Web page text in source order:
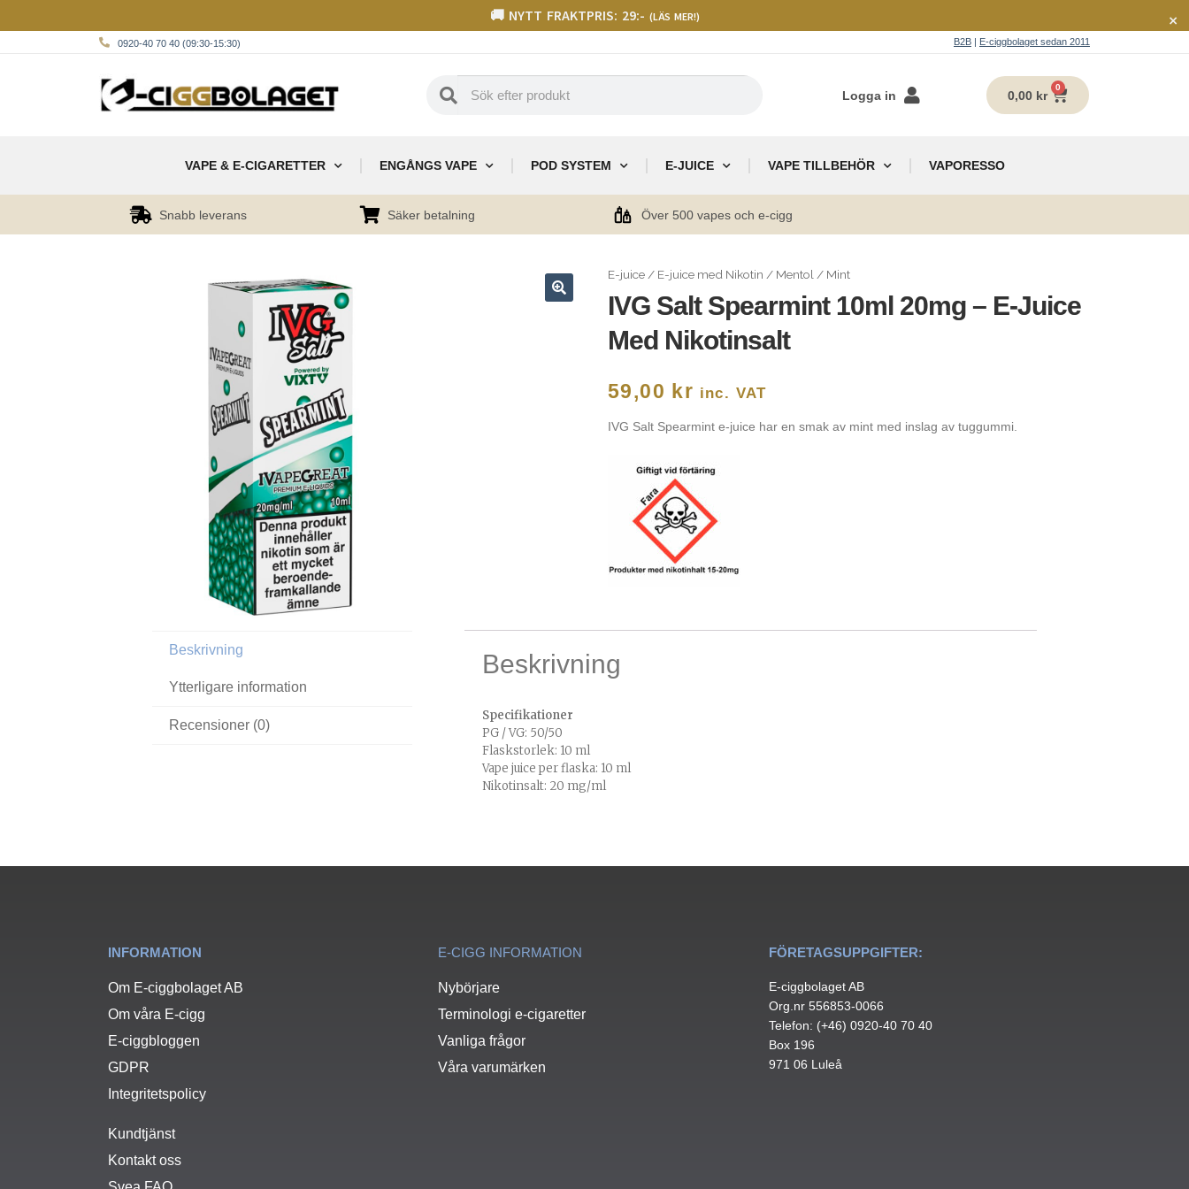
🚚 NYTT FRAKTPRIS: 29:- (LÄS MER!) ×
0920-40 70 40 (09:30-15:30) B2B | E-ciggbolaget sedan 2011
Logga in 0,00 kr
0
VAPE & E-CIGARETTER ENGÅNGS VAPE POD SYSTEM E-JUICE VAPE TILLBEHÖR VAPORESSO
Snabb leverans Säker betalning Över 500 vapes och e-cigg
E-juice/ E-juice med Nikotin / Mentol / Mint
IVG Salt Spearmint 10ml 20mg – E-Juice
Med Nikotinsalt
59,00 kr inc. VAT
IVG Salt Spearmint e-juice har en smak av mint med inslag av tuggummi.
Beskrivning
Ytterligare information
Recensioner (0)
Beskrivning
Specifikationer
PG / VG: 50/50
Flaskstorlek: 10 ml
Vape juice per flaska: 10 ml
Nikotinsalt: 20 mg/ml
INFORMATION
Om E-ciggbolaget AB
Om våra E-cigg
E-ciggbloggen
GDPR
Integritetspolicy
Kundtjänst
Kontakt oss
E-CIGG INFORMATION
Nybörjare
Terminologi e-cigaretter
Vanliga frågor
Våra varumärken
FÖRETAGSUPPGIFTER:
E-ciggbolaget AB
Org.nr 556853-0066
Telefon: (+46) 0920-40 70 40
Box 196
971 06 Luleå